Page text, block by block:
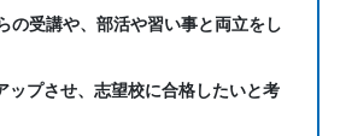
の受講や、部活や習い事と両立をし
ップさせ、志望校に合格したいと考